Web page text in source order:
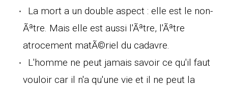
La mort a un double aspect : elle est le non-
Ãªtre. Mais elle est aussi l'Ãªtre, l'Ãªtre
atrocement matÃ©riel du cadavre.
L'homme ne peut jamais savoir ce qu'il faut
vouloir car il n'a qu'une vie et il ne peut la